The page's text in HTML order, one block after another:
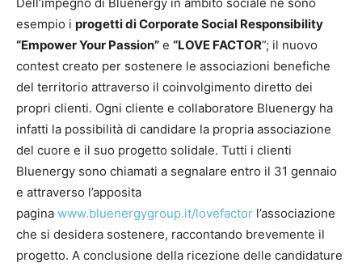
esempio i progetti di Corporate Social Responsibility
“Empower Your Passion” e “LOVE FACTOR”; il nuovo
contest creato per sostenere le associazioni benefiche
del territorio attraverso il coinvolgimento diretto dei
propri clienti. Ogni cliente e collaboratore Bluenergy ha
infatti la possibilità di candidare la propria associazione
del cuore e il suo progetto solidale. Tutti i clienti
Bluenergy sono chiamati a segnalare entro il 31 gennaio
e attraverso l’apposita
pagina www.bluenergygroup.it/lovefactor l’associazione
che si desidera sostenere, raccontando brevemente il
progetto. A conclusione della ricezione delle candidature